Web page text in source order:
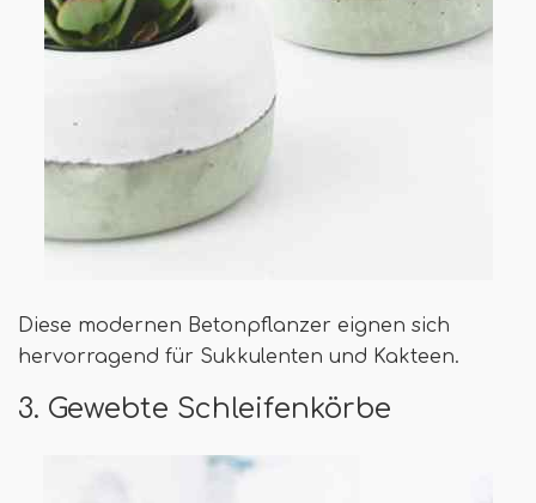
Diese modernen Betonpflanzer eignen sich
hervorragend für Sukkulenten und Kakteen.
3. Gewebte Schleifenkörbe